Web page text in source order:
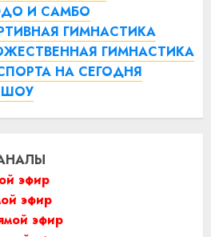
И САМБО
ГИМНАСТИКА
ГИМНАСТИКА
НА СЕГОДНЯ
эфир
эфир
эфир